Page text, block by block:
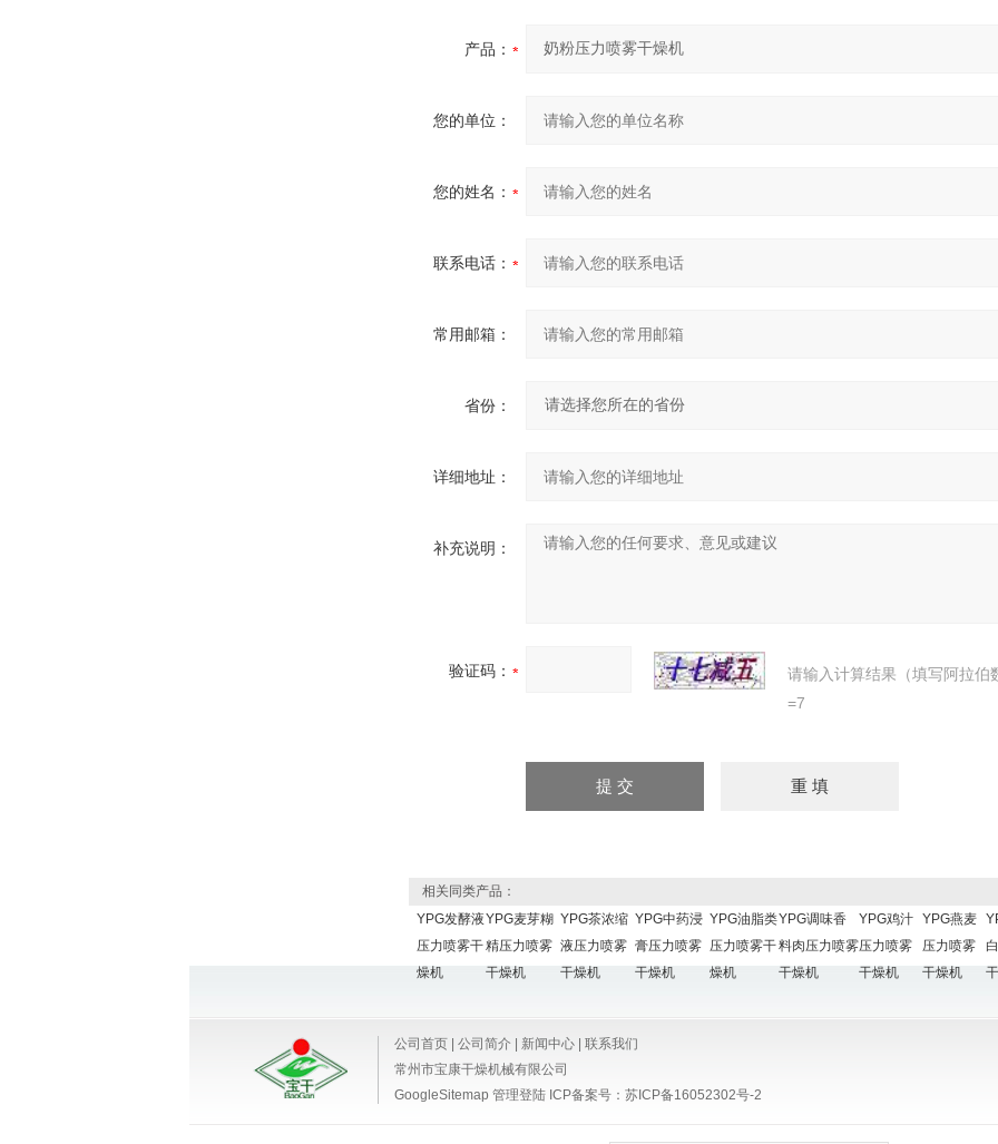
产品：
您的单位：
您的姓名：
联系电话：
常用邮箱：
省份：
详细地址：
补充说明：
验证码：
请输入计算结果（填写阿拉伯
=7
相关同类产品：
YPG发酵液
压力喷雾干
燥机
YPG麦芽糊
精压力喷雾
干燥机
YPG茶浓缩
液压力喷雾
干燥机
YPG中药浸
膏压力喷雾
干燥机
YPG油脂类
压力喷雾干
燥机
YPG调味香
料肉压力喷雾
干燥机
YPG鸡汁
压力喷雾
干燥机
YPG燕麦
压力喷雾
干燥机
公司首页 公司简介 新闻中心
联系我们
常州市宝康干燥机械有限公司
GoogleSitemap 管理登陆 ICP备案号： 苏ICP备16052302号-2